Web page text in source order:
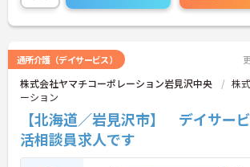
通所介護（デイサービス）
株式会社ヤマチコーポレーション岩見沢中央
株
ーション
【北海道／岩見沢市】 デイサー
活相談員求人です